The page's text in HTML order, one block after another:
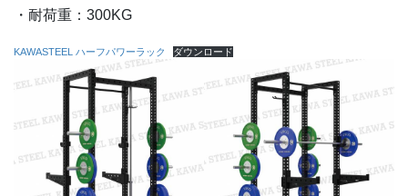
・耐荷重：300KG
KAWASTEEL ハーフパワーラック ダウンロード